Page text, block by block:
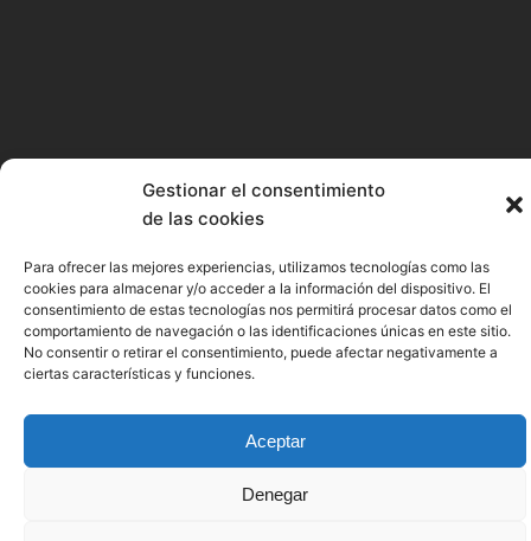
Gestionar el consentimiento
de las cookies
Para ofrecer las mejores experiencias, utilizamos tecnologías como las
cookies para almacenar y/o acceder a la información del dispositivo. El
consentimiento de estas tecnologías nos permitirá procesar datos como el
comportamiento de navegación o las identificaciones únicas en este sitio.
No consentir o retirar el consentimiento, puede afectar negativamente a
ciertas características y funciones.
Aceptar
Denegar